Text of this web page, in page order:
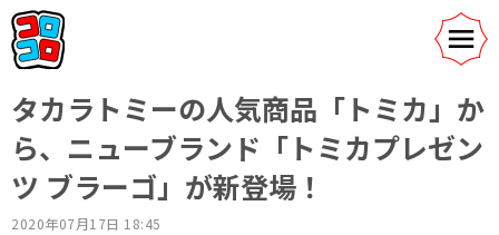
タカラトミーの人気商品「トミカ」か
ら、ニューブランド「トミカプレゼン
ツ ブラーゴ」が新登場！
2020年07月17日 18:45